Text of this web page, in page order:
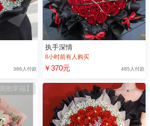
386人付款
执手深情
8小时前有人购买
￥370元 485人付款